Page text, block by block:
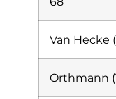
Van Hecke
Orthmann